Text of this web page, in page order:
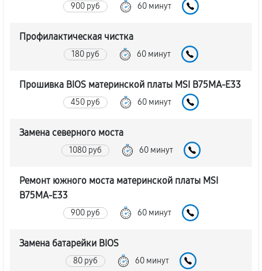
900 руб 60 минут
Профилактическая чистка
180 руб 60 минут
Прошивка BIOS материнской платы MSI B75MA-E33
450 руб 60 минут
Замена северного моста
1080 руб 60 минут
Ремонт южного моста материнской платы MSI
B75MA-E33
900 руб 60 минут
Замена батарейки BIOS
80 руб 60 минут